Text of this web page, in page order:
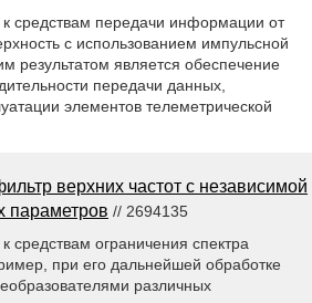
к средствам передачи информации от
с использованием импульсной
результатом является обеспечение
передачи данных,
элементов телеметрической
верхних частот с независимой
параметров // 2694135
средствам ограничения спектра
при его дальнейшей обработке
различных